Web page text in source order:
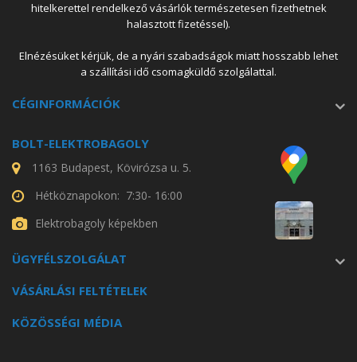
hitelkerettel rendelkező vásárlók természetesen fizethetnek
halasztott fizetéssel).
Elnézésüket kérjük, de a nyári szabadságok miatt hosszabb lehet
a szállítási idő csomagküldő szolgálattal.
CÉGINFORMÁCIÓK
BOLT-ELEKTROBAGOLY
1163 Budapest, Kövirózsa u. 5.
Hétköznapokon: 7:30- 16:00
Elektrobagoly képekben
ÜGYFÉLSZOLGÁLAT
VÁSÁRLÁSI FELTÉTELEK
KÖZÖSSÉGI MÉDIA